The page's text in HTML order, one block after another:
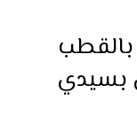
بالقطب
بسيدي